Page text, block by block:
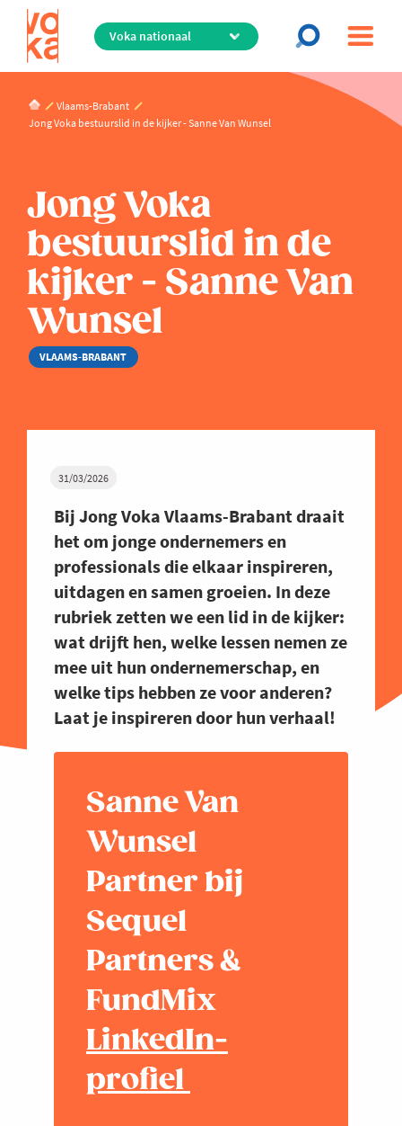
Overslaan
de
inhoud
Vlaams-Brabant
Jong Voka bestuurslid in de kijker - Sanne Van Wunsel
Jong Voka
bestuurslid in de
kijker - Sanne Van
Wunsel
VLAAMS-BRABANT
31/03/2026
Bij Jong Voka Vlaams-Brabant draait
het om jonge ondernemers en
professionals die elkaar inspireren,
uitdagen en samen groeien. In deze
rubriek zetten we een lid in de kijker:
wat drijft hen, welke lessen nemen ze
mee uit hun ondernemerschap, en
welke tips hebben ze voor anderen?
Laat je inspireren door hun verhaal!
Sanne Van
Wunsel
Partner bij
Sequel
Partners &
FundMix
LinkedIn-
profiel